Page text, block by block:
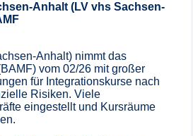
Anhalt (LV vhs Sachsen-
Anhalt) nimmt das
vom 02/26 mit großer
für Integrationskurse nach
Risiken. Viele
eingestellt und Kursräume